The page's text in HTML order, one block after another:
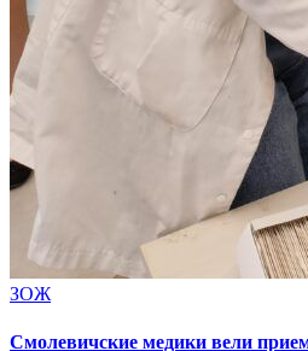
ЗОЖ
Смолевичские медики вели